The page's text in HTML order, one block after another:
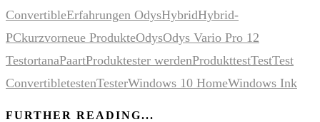
ConvertibleErfahrungen OdysHybridHybrid-
PCkurzvorneue ProdukteOdysOdys Vario Pro 12
TestortanaPaartProduktester werdenProdukttestTestTest
ConvertibletestenTesterWindows 10 HomeWindows Ink
FURTHER READING...